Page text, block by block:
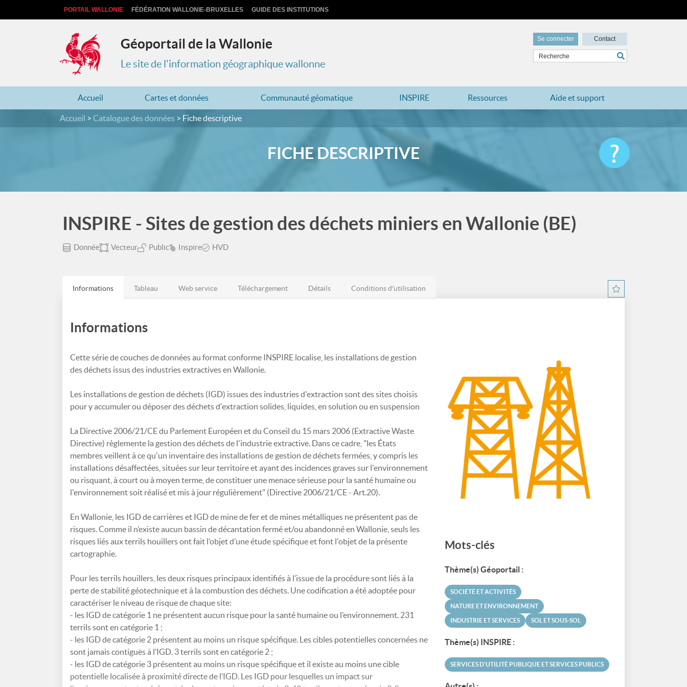
PORTAIL WALLONIE FÉDÉRATION WALLONIE-BRUXELLES GUIDE DES INSTITUTIONS
Géoportail de la Wallonie
Le site de l'information géographique wallonne
Se connecter Contact
Accueil Cartes et données Communauté géomatique INSPIRE Ressources Aide et support
Accueil Catalogue des données Fiche descriptive
FICHE DESCRIPTIVE
INSPIRE - Sites de gestion des déchets miniers en Wallonie (BE)
Donnée Vecteur Public Inspire HVD
Informations Tableau Web service Téléchargement Détails Conditions d'utilisation
Informations
Cette série de couches de données au format conforme INSPIRE localise, les installations de gestion
des déchets issus des industries extractives en Wallonie.
Les installations de gestion de déchets (IGD) issues des industries d'extraction sont des sites choisis
pour y accumuler ou déposer des déchets d'extraction solides, liquides, en solution ou en suspension
La Directive 2006/21/CE du Parlement Européen et du Conseil du 15 mars 2006 (Extractive Waste
Directive) règlemente la gestion des déchets de l'industrie extractive. Dans ce cadre, "les États
membres veillent à ce qu'un inventaire des installations de gestion de déchets fermées, y compris les
installations désaffectées, situées sur leur territoire et ayant des incidences graves sur l'environnement
ou risquant, à court ou à moyen terme, de constituer une menace sérieuse pour la santé humaine ou
l'environnement soit réalisé et mis à jour régulièrement" (Directive 2006/21/CE - Art.20).
En Wallonie, les IGD de carrières et IGD de mine de fer et de mines métalliques ne présentent pas de
risques. Comme il n’existe aucun bassin de décantation fermé et/ou abandonné en Wallonie, seuls les
risques liés aux terrils houillers ont fait l’objet d’une étude spécifique et font l'objet de la présente
cartographie.
Pour les terrils houillers, les deux risques principaux identifiés à l’issue de la procédure sont liés à la
perte de stabilité géotechnique et à la combustion des déchets. Une codification a été adoptée pour
caractériser le niveau de risque de chaque site:
- les IGD de catégorie 1 ne présentent aucun risque pour la santé humaine ou l’environnement. 231
terrils sont en catégorie 1 ;
- les IGD de catégorie 2 présentent au moins un risque spécifique. Les cibles potentielles concernées ne
sont jamais contiguës à l’IGD. 3 terrils sont en catégorie 2 ;
- les IGD de catégorie 3 présentent au moins un risque spécifique et il existe au moins une cible
potentielle localisée à proximité directe de l’IGD. Les IGD pour lesquelles un impact sur
Mots-clés
Thème(s) Géoportail :
SOCIÉTÉ ET ACTIVITÉS
NATURE ET ENVIRONNEMENT
INDUSTRIE ET SERVICES SOL ET SOUS-SOL
Thème(s) INSPIRE :
SERVICES D'UTILITÉ PUBLIQUE ET SERVICES PUBLICS